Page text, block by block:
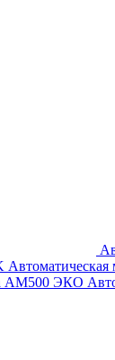
АМ500 ЭКО